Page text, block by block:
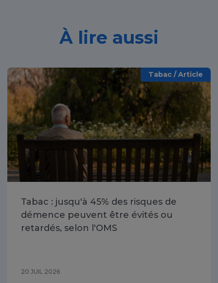
À lire aussi
Tabac / Article
Tabac : jusqu'à 45% des risques de
démence peuvent être évités ou
retardés, selon l'OMS
20 JUIL 2026